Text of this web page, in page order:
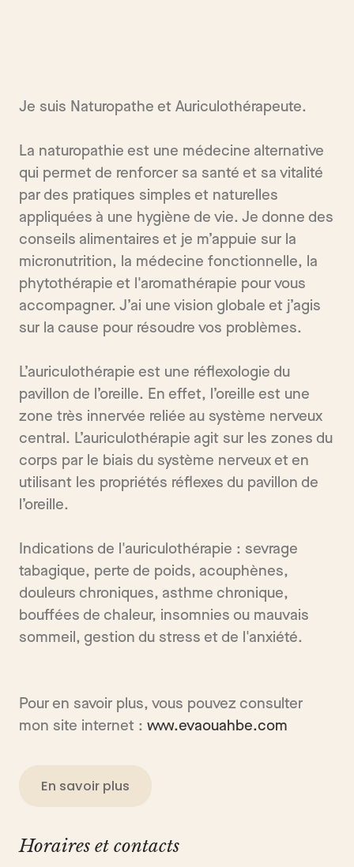
Je suis Naturopathe et Auriculothérapeute.
La naturopathie est une médecine alternative
qui permet de renforcer sa santé et sa vitalité
par des pratiques simples et naturelles
appliquées à une hygiène de vie. Je donne des
conseils alimentaires et je m’appuie sur la
micronutrition, la médecine fonctionnelle, la
phytothérapie et l'aromathérapie pour vous
accompagner. J’ai une vision globale et j’agis
sur la cause pour résoudre vos problèmes.
L’auriculothérapie est une réflexologie du
pavillon de l’oreille. En effet, l’oreille est une
zone très innervée reliée au système nerveux
central. L’auriculothérapie agit sur les zones du
corps par le biais du système nerveux et en
utilisant les propriétés réflexes du pavillon de
l’oreille.
Indications de l'auriculothérapie : sevrage
tabagique, perte de poids, acouphènes,
douleurs chroniques, asthme chronique,
bouffées de chaleur, insomnies ou mauvais
sommeil, gestion du stress et de l'anxiété.
Pour en savoir plus, vous pouvez consulter
mon site internet : www.evaouahbe.com
En savoir plus
Horaires et contacts